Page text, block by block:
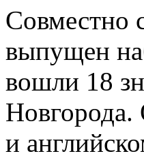
Совместно
выпущен
вошли 18
Новгорода.
и